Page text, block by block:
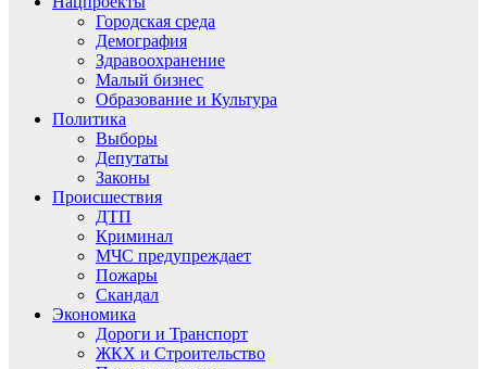
Городская среда
Демография
Здравоохранение
Малый бизнес
Образование и Культура
Политика
Выборы
Депутаты
Законы
Происшествия
ДТП
Криминал
МЧС предупреждает
Пожары
Скандал
Экономика
Дороги и Транспорт
ЖКХ и Строительство